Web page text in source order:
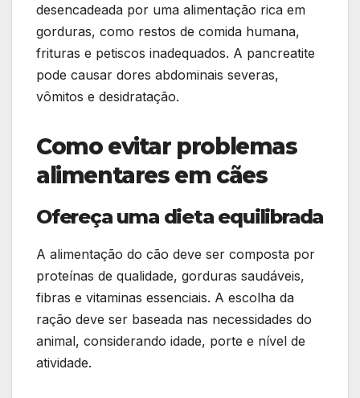
desencadeada por uma alimentação rica em
gorduras, como restos de comida humana,
frituras e petiscos inadequados. A pancreatite
pode causar dores abdominais severas,
vômitos e desidratação.
Como evitar problemas
alimentares em cães
Ofereça uma dieta equilibrada
A alimentação do cão deve ser composta por
proteínas de qualidade, gorduras saudáveis,
fibras e vitaminas essenciais. A escolha da
ração deve ser baseada nas necessidades do
animal, considerando idade, porte e nível de
atividade.